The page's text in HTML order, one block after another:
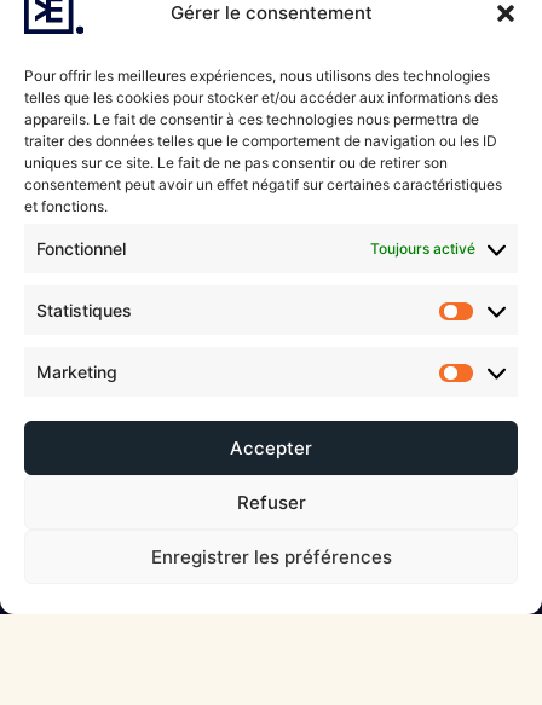
Gérer le consentement
Pour offrir les meilleures expériences, nous utilisons des technologies
telles que les cookies pour stocker et/ou accéder aux informations des
appareils. Le fait de consentir à ces technologies nous permettra de
traiter des données telles que le comportement de navigation ou les ID
uniques sur ce site. Le fait de ne pas consentir ou de retirer son
consentement peut avoir un effet négatif sur certaines caractéristiques
et fonctions.
Fonctionnel Toujours activé
Statistiques
Marketing
Accepter
Refuser
Enregistrer les préférences
Nous faisons aussi
de la
communication
En savoir plus